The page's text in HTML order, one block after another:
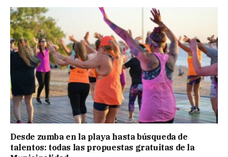
Desde zumba en la playa hasta búsqueda de
talentos: todas las propuestas gratuitas de la